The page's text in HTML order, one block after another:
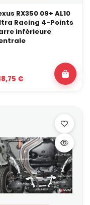
RX350 09+ AL10
Racing 4-Points
inférieure
€